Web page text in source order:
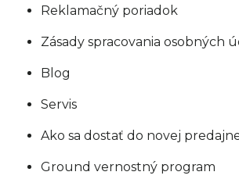
Reklamačný poriadok
Zásady spracovania osobných
Blog
Servis
Ako sa dostať do novej
Ground vernostný program